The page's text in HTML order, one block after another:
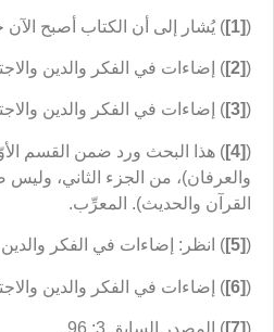
(
[1] ) يُشار إلى أن الكتاب أصبح
(
[2] ) إضاءات في الفكر والدين والاجتماع،
(
[3] ) إضاءات في الفكر والدين والاجتماع
(
[4]
) هذا البحث ورد ضمن القسم
والعرفان)، من الجزء الثاني،
القرآن والحديث). المعرِّب.
(
[5] ) انظر: إضاءات في الفكر والدين
(
[6] ) إضاءات في الفكر والدين والاجتماع
(
[7] ) المصدر السابق 3: 96.